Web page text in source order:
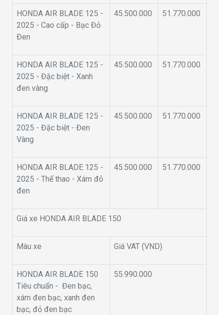
HONDA AIR BLADE 125 -
2025 - Cao cấp - Bạc Đỏ
Đen
45.500.000 51.770.000
HONDA AIR BLADE 125 -
2025 - Đặc biệt - Xanh
đen vàng
45.500.000 51.770.000
HONDA AIR BLADE 125 -
2025 - Đặc biệt - Đen
Vàng
45.500.000 51.770.000
HONDA AIR BLADE 125 -
2025 - Thể thao - Xám đỏ
đen
45.500.000 51.770.000
Giá xe HONDA AIR BLADE 150
Màu xe Giá VAT (VND)
HONDA AIR BLADE 150
Tiêu chuẩn - Đen bạc,
xám đen bạc, xanh đen
bạc, đỏ đen bạc
55.990.000